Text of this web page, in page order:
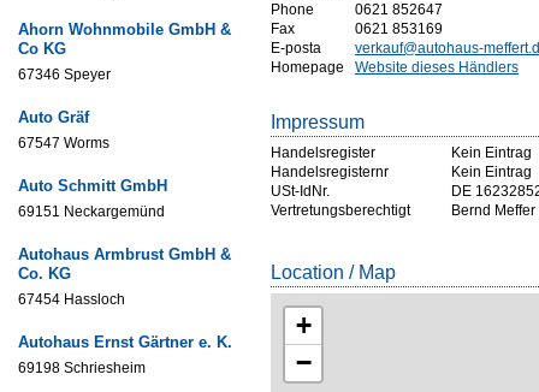
Ahorn Wohnmobile GmbH &
Co KG
67346 Speyer
Auto Gräf
67547 Worms
Auto Schmitt GmbH
69151 Neckargemünd
Autohaus Armbrust GmbH &
Co. KG
67454 Hassloch
Autohaus Ernst Gärtner e. K.
69198 Schriesheim
Phone
0621 852647
Fax
0621 853169
E-posta
verkauf@autohaus-
Homepage
Website dieses Händlers
Impressum
Handelsregister
Kein Eintrag
Handelsregisternr
Kein Eintrag
USt-IdNr.
DE
Vertretungsberechtigt
Bernd Meffer
Location / Map
+
−